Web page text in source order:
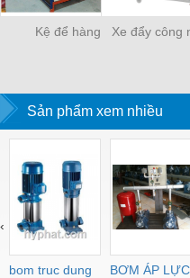
Kệ để hàng Xe đẩy công
Sản phẩm xem nhiều
bom truc dung
BƠM ÁP LỰC
‹